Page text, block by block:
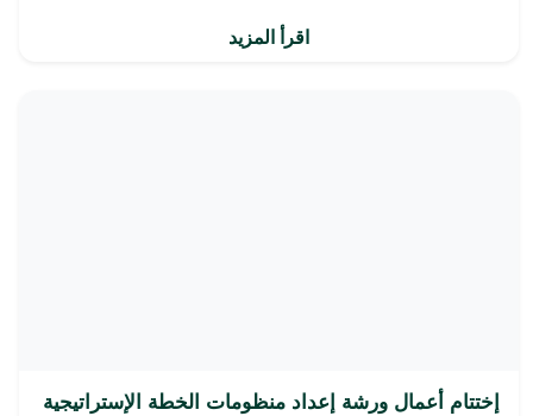
اقرأ المزيد
إختتام أعمال ورشة إعداد منظومات الخطة الإستراتيجية